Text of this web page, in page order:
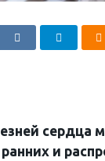
сердца
и